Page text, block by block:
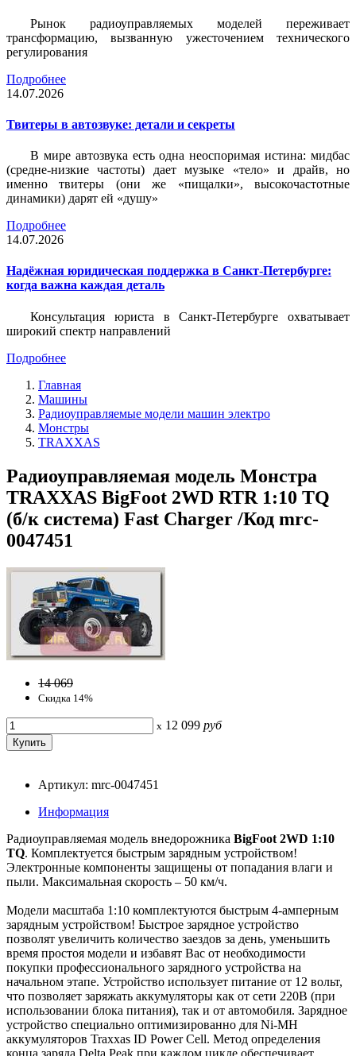
Рынок радиоуправляемых моделей переживает
трансформацию, вызванную ужесточением технического
регулирования
Подробнее
14.07.2026
Твитеры в автозвуке: детали и секреты
В мире автозвука есть одна неоспоримая истина: мидбас
(средне-низкие частоты) дает музыке «тело» и драйв, но
именно твитеры (они же «пищалки», высокочастотные
динамики) дарят ей «душу»
Подробнее
14.07.2026
Надёжная юридическая поддержка в Санкт-Петербурге:
когда важна каждая деталь
Консультация юриста в Санкт-Петербурге охватывает
широкий спектр направлений
Подробнее
Главная
Машины
Радиоуправляемые модели машин электро
Монстры
TRAXXAS
Радиоуправляемая модель Монстра
TRAXXAS BigFoot 2WD RTR 1:10 TQ
(б/к система) Fast Charger /Код mrc-
0047451
14 069
Скидка 14%
x 12 099 руб
Артикул: mrc-0047451
Информация
Радиоуправляемая модель внедорожника BigFoot 2WD 1:10
TQ. Комплектуется быстрым зарядным устройством!
Электронные компоненты защищены от попадания влаги и
пыли. Максимальная скорость – 50 км/ч.
Модели масштаба 1:10 комплектуются быстрым 4-амперным
зарядным устройством! Быстрое зарядное устройство
позволят увеличить количество заездов за день, уменьшить
время простоя модели и избавят Вас от необходимости
покупки профессионального зарядного устройства на
начальном этапе. Устройство использует питание от 12 вольт,
что позволяет заряжать аккумуляторы как от сети 220В (при
использовании блока питания), так и от автомобиля. Зарядное
устройство специально оптимизированно для Ni-MH
аккумуляторов Traxxas ID Power Cell. Метод определения
конца заряда Delta Peak при каждом цикле обеспечивает